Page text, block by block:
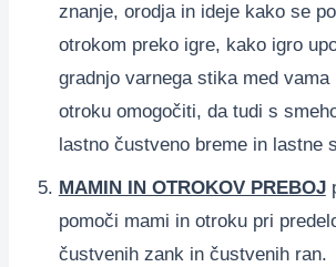
znanje, orodja in ideje kako se
otrokom preko igre, kako igro
gradnjo varnega stika med
otroku omogočiti, da tudi s
lastno čustveno breme in lastne
MAMIN IN OTROKOV PREBOJ
pomoči mami in otroku pri
čustvenih zank in čustvenih ran.